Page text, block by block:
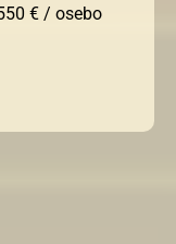
€ / osebo